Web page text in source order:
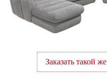
Заказать такой же